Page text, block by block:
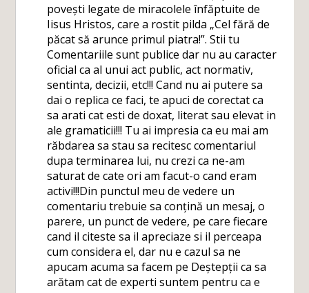
povești legate de miracolele înfăptuite de
Iisus Hristos, care a rostit pilda „Cel fără de
păcat să arunce primul piatra!”. Stii tu
Comentariile sunt publice dar nu au caracter
oficial ca al unui act public, act normativ,
sentinta, decizii, etc!!! Cand nu ai putere sa
dai o replica ce faci, te apuci de corectat ca
sa arati cat esti de doxat, literat sau elevat in
ale gramaticii!!! Tu ai impresia ca eu mai am
răbdarea sa stau sa recitesc comentariul
dupa terminarea lui, nu crezi ca ne-am
saturat de cate ori am facut-o cand eram
activi!!!Din punctul meu de vedere un
comentariu trebuie sa conțină un mesaj, o
parere, un punct de vedere, pe care fiecare
cand il citeste sa il apreciaze si il perceapa
cum considera el, dar nu e cazul sa ne
apucam acuma sa facem pe Deștepții ca sa
arătam cat de experti suntem pentru ca e